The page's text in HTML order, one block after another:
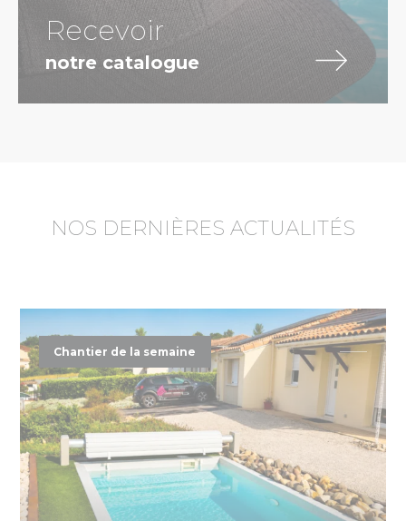
Recevoir
notre catalogue
NOS DERNIÈRES ACTUALITÉS
Chantier de la semaine